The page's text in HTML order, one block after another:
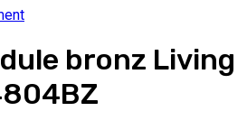
bronz Living